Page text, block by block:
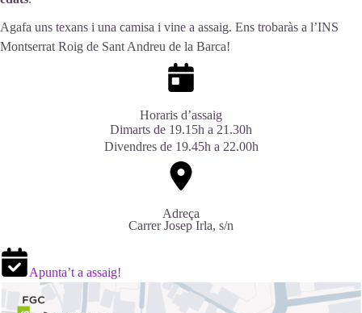
Agafa uns texans i una camisa i vine a assaig. Ens trobaràs a l’INS
Montserrat Roig de Sant Andreu de la Barca!
Horaris d’assaig
Dimarts de 19.15h a 21.30h
Divendres de 19.45h a 22.00h
Adreça
Carrer Josep Irla, s/n
Apunta’t a assaig!